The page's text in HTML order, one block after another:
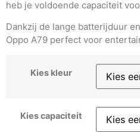
heb je voldoende capaciteit
Dankzij de lange batterijduur
Oppo A79 perfect voor
Kies kleur
Kies capaciteit